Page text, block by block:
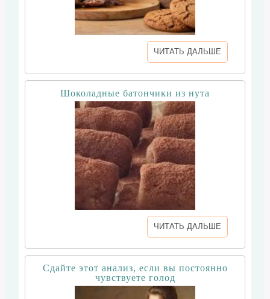
ЧИТАТЬ ДАЛЬШЕ
Шоколадные батончики из нута
ЧИТАТЬ ДАЛЬШЕ
Сдайте этот анализ, если вы постоянно
чувствуете голод